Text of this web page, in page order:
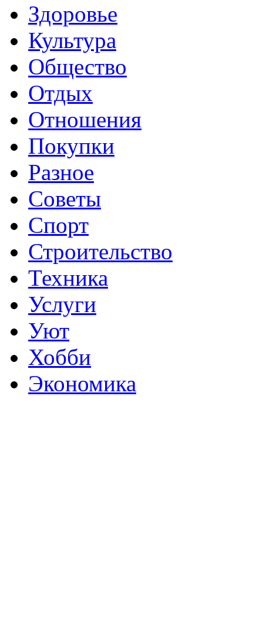
Здоровье
Культура
Общество
Отдых
Отношения
Покупки
Разное
Советы
Спорт
Строительство
Техника
Услуги
Уют
Хобби
Экономика